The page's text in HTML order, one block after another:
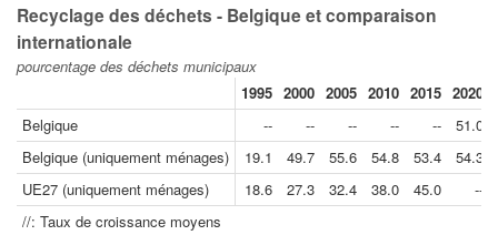
Recyclage des déchets - Belgique et comparaison
internationale
pourcentage des déchets municipaux
1995 2000 2005 2010 2015 2020
Belgique
-- -- -- -- --
51.0
Belgique (uniquement ménages)
19.1 49.7 55.6 54.8 53.4
54.3
UE27 (uniquement ménages)
18.6 27.3 32.4 38.0 45.0
--
//: Taux de croissance moyens